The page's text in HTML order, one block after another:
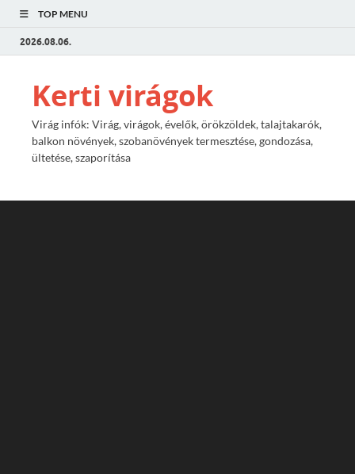
TOP MENU
2026.08.06.
Kerti virágok
Virág infók: Virág, virágok, évelők, örökzöldek, talajtakarók,
balkon növények, szobanövények termesztése, gondozása,
ültetése, szaporítása